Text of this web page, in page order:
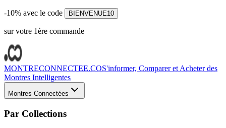
-10% avec le code BIENVENUE10
sur votre 1ère commande
MONTRECONNECTEE.COS'informer, Comparer et Acheter des
Montres Intelligentes
Montres Connectées
Par Collections